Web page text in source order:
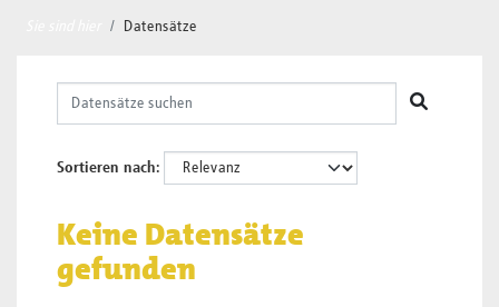
Datensätze
Sortieren nach
Keine Datensätze
gefunden